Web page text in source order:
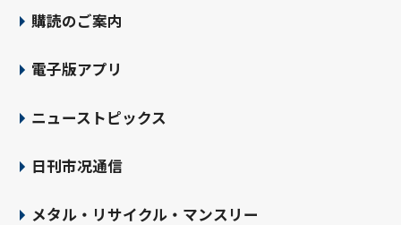
購読のご案内
電子版アプリ
ニューストピックス
日刊市况通信
メタル・リサイクル・マンスリー